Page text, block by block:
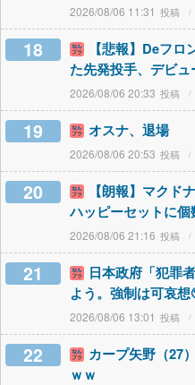
2026/08/06 11:31
18
【悲報】Deフ
た先発投手、デビ
2026/08/06 20:33
19 オスナ、退場
2026/08/06 20:53
20
【朗報】マクド
ハッピーセットに
2026/08/06 21:16
21
日本政府「犯罪
よう。強制は可哀想
2026/08/06 13:01
22
カープ矢野（27
ｗｗ